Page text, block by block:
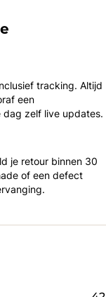
tracking. Altijd
een
zelf live updates.
je retour binnen 30
of een defect